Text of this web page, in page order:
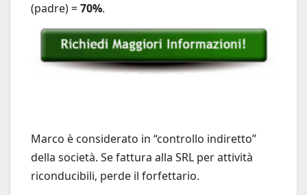
(padre) =70%.
Marco è considerato in “controllo indiretto”
della società. Se fattura alla SRL per attività
riconducibili, perde il forfettario.